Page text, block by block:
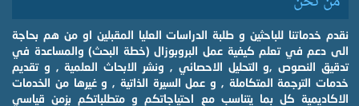
نقدم خدماتنا للباحثين و طلبة الدراسات العليا المقبلين او من هم بحاجة
الى دعم في تعلم كيفية عمل البروبوزال (خطة البحث) والمساعدة في
تدقيق النصوص ,و التحليل الاحصائي , ونشر الابحاث العلمية , و تقديم
خدمات الترجمة المتكاملة , و عمل السيرة الذاتية , و غيرها من الخدمات
الاكاديمية كل بما يتناسب مع احتياجاتكم و متطلباتكم بزمن قياسي